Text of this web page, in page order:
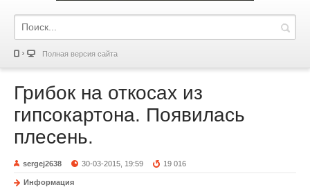
Полная версия сайта
Грибок на откосах из
гипсокартона. Появилась
плесень.
sergej2638 30-03-2015, 19:59 19 016
Информация